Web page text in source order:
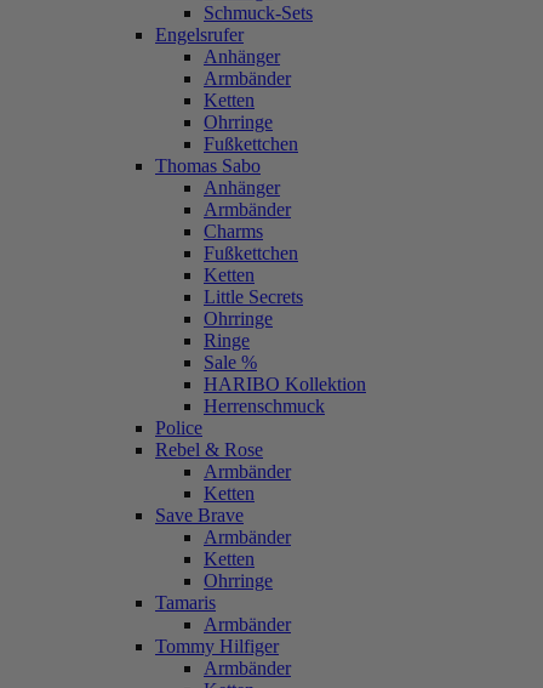
Schmuck-Sets
Engelsrufer
Anhänger
Armbänder
Ketten
Ohrringe
Fußkettchen
Thomas Sabo
Anhänger
Armbänder
Charms
Fußkettchen
Ketten
Little Secrets
Ohrringe
Ringe
Sale %
HARIBO Kollektion
Herrenschmuck
Police
Rebel & Rose
Armbänder
Ketten
Save Brave
Armbänder
Ketten
Ohrringe
Tamaris
Armbänder
Tommy Hilfiger
Armbänder